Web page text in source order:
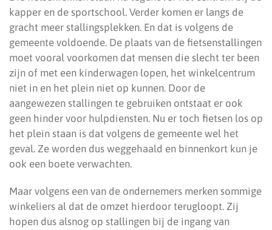
kapper en de sportschool. Verder komen er langs de
gracht meer stallingsplekken. En dat is volgens de
gemeente voldoende. De plaats van de fietsenstallingen
moet vooral voorkomen dat mensen die slecht ter been
zijn of met een kinderwagen lopen, het winkelcentrum
niet in en het plein niet op kunnen. Door de
aangewezen stallingen te gebruiken ontstaat er ook
geen hinder voor hulpdiensten. Nu er toch fietsen los op
het plein staan is dat volgens de gemeente wel het
geval. Ze worden dus weggehaald en binnenkort kun je
ook een boete verwachten.
Maar volgens een van de ondernemers merken sommige
winkeliers al dat de omzet hierdoor terugloopt. Zij
hopen dus alsnog op stallingen bij de ingang van